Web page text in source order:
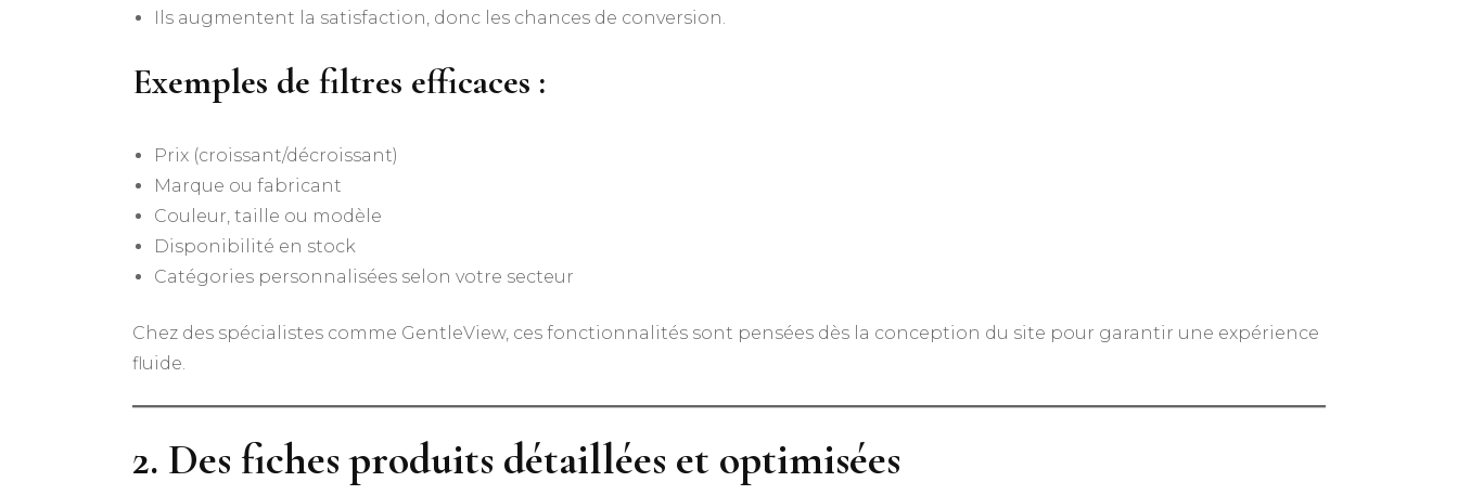
Ils augmentent la satisfaction, donc les chances de conversion.
Exemples de filtres efficaces :
Prix (croissant/décroissant)
Marque ou fabricant
Couleur, taille ou modèle
Disponibilité en stock
Catégories personnalisées selon votre secteur
Chez des spécialistes comme GentleView, ces fonctionnalités sont pensées dès la conception du site pour garantir une expérience
fluide.
2. Des fiches produits détaillées et optimisées